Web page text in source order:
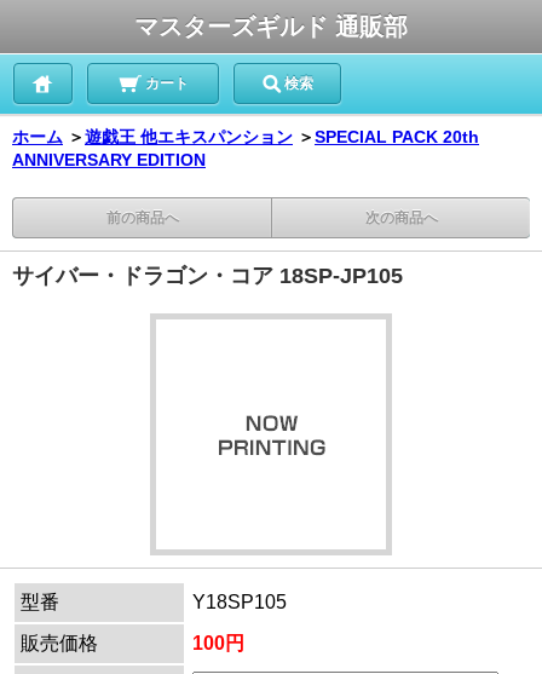
マスターズギルド 通販部
カート 検索
ホーム ＞遊戯王 他エキスパンション ＞SPECIAL PACK 20th
ANNIVERSARY EDITION
前の商品へ 次の商品へ
サイバー・ドラゴン・コア 18SP-JP105
型番
Y18SP105
販売価格
100円